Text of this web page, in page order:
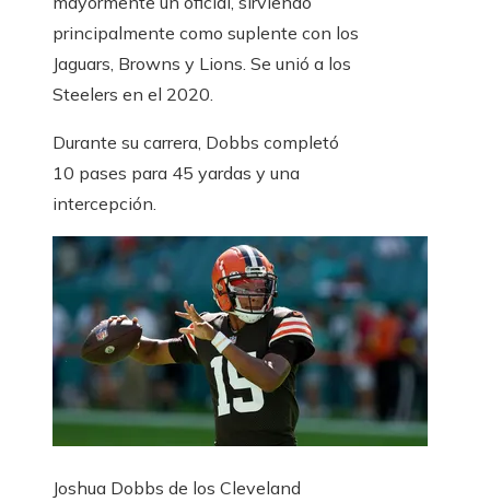
principalmente como suplente con los
Jaguars, Browns y Lions. Se unió a los
Steelers en el 2020.
Durante su carrera, Dobbs completó
10 pases para 45 yardas y una
intercepción.
Joshua Dobbs de los Cleveland